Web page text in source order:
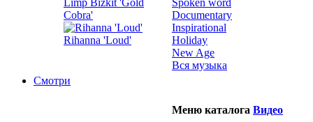
Limp Bizkit 'Gold
Cobra'
Rihanna 'Loud'
Spoken word
Documentary
Inspirational
Holiday
New Age
Вся музыка
Смотри
Меню каталога Видео